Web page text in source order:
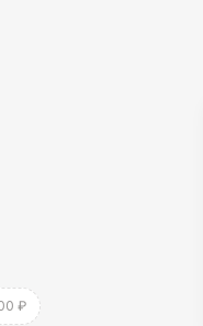
₽